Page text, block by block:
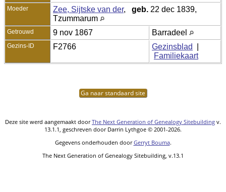
Moeder Zee, Sijtske van der, geb. 22 dec 1839,
Tzummarum
Getrouwd 9 nov 1867 Barradeel
Gezins-ID F2766 Gezinsblad
Familiekaart
Ga naar standaard site
Deze site werd aangemaakt doorThe Next Generation of Genealogy Sitebuilding v.
13.1.1, geschreven door Darrin Lythgoe © 2001-2026.
Gegevens onderhouden doorGerryt Bouma.
The Next Generation of Genealogy Sitebuilding, v.13.1